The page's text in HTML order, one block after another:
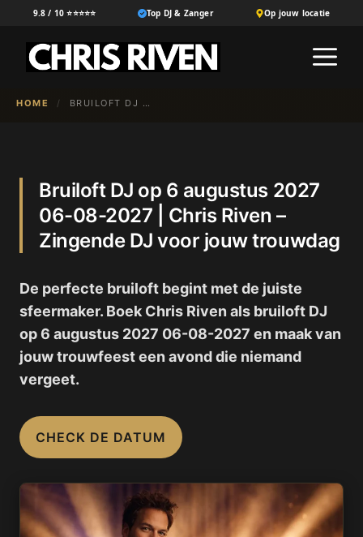
9.8 / 10 ⭐⭐⭐⭐⭐ Top DJ & Zanger Op jouw locatie
HOME / BRUILOFT DJ OP 6 AUGUSTUS 2027 06-08-2027 | CHRIS RIVEN – ZINGENDE DJ VOOR JOUW TROUWDAG
Bruiloft DJ op 6 augustus 2027
06-08-2027 | Chris Riven –
Zingende DJ voor jouw trouwdag
De perfecte bruiloft begint met de juiste
sfeermaker. Boek Chris Riven als bruiloft DJ
op 6 augustus 2027 06-08-2027 en maak van
jouw trouwfeest een avond die niemand
vergeet.
CHECK DE DATUM